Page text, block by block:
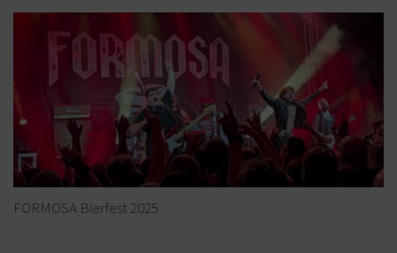
FORMOSA Bierfest 2025